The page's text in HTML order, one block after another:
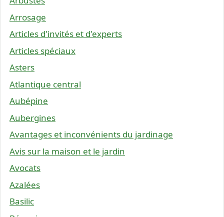
Arrosage
Articles d'invités et d'experts
Articles spéciaux
Asters
Atlantique central
Aubépine
Aubergines
Avantages et inconvénients du jardinage
Avis sur la maison et le jardin
Avocats
Azalées
Basilic